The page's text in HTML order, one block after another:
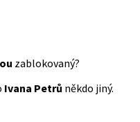
zablokovaný?
Ivana Petrů někdo jiný.